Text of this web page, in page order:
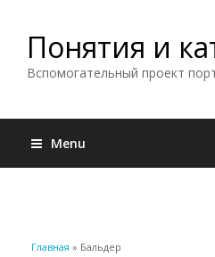
Понятия и
Вспомогательный проект
Menu
Вы здесь
Главная » Бальдер